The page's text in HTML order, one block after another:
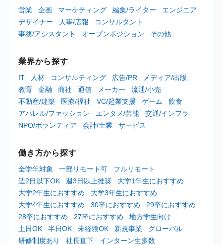
営業 企画 マーケティング 編集/ライター
エンジニア
デザイナー
人事/広報
コンサルタント
事務/アシスタント
オープンポジション その他
業界から探す
IT 人材 コンサルティング 広告/PR
メディア/出版
教育
金融 商社 通信 メーカー
流通/小売
不動産/建築
医療/福祉 VC/起業支援 ゲーム
飲食
アパレル/ファッション
エンタメ/芸能
交通/インフラ
NPO/ボランティア
会計/士業 サービス
働き方から探す
全学年対象 一部リモート可
フルリモート
週2日以下OK
週3日以上推奨
大学1年生におすすめ
大学2年生におすすめ
大学3年生におすすめ
大学4年生におすすめ
30卒におすすめ
29卒におすすめ
28卒におすすめ
27卒におすすめ
地方学生向け
土日OK
半日OK 未経験OK 新規事業
グローバル
研修制度あり
社長直下
インターン生多数